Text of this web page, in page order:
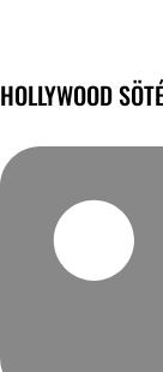
HOLLYWOOD